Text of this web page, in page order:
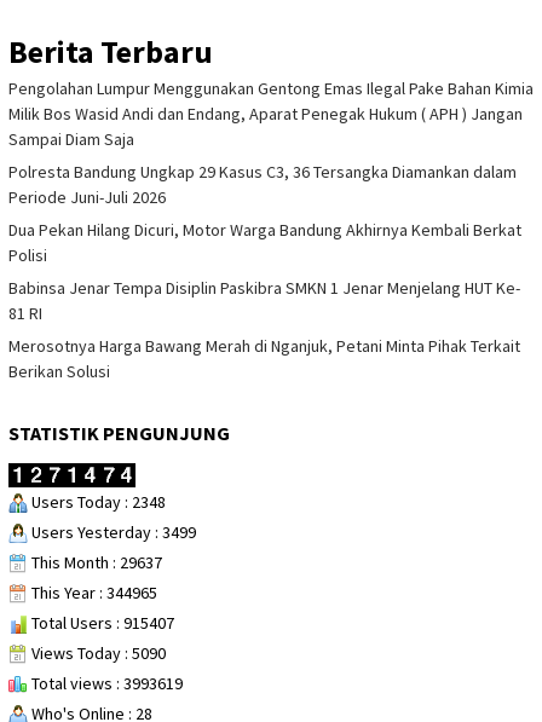
Berita Terbaru
Pengolahan Lumpur Menggunakan Gentong Emas Ilegal Pake Bahan Kimia
Milik Bos Wasid Andi dan Endang, Aparat Penegak Hukum ( APH ) Jangan
Sampai Diam Saja
Polresta Bandung Ungkap 29 Kasus C3, 36 Tersangka Diamankan dalam
Periode Juni-Juli 2026
Dua Pekan Hilang Dicuri, Motor Warga Bandung Akhirnya Kembali Berkat
Polisi
Babinsa Jenar Tempa Disiplin Paskibra SMKN 1 Jenar Menjelang HUT Ke-
81 RI
Merosotnya Harga Bawang Merah di Nganjuk, Petani Minta Pihak Terkait
Berikan Solusi
STATISTIK PENGUNJUNG
Users Today : 2348
Users Yesterday : 3499
This Month : 29637
This Year : 344965
Total Users : 915407
Views Today : 5090
Total views : 3993619
Who's Online : 28